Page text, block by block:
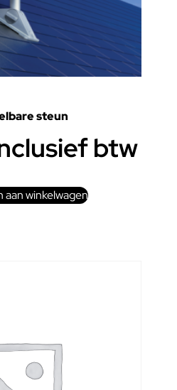
steun
btw
aan winkelwagen